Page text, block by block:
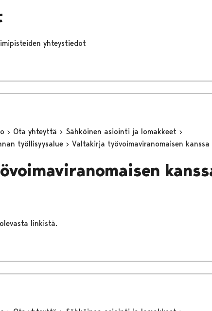
yhteystiedot
Ota yhteyttä
Sähköinen asiointi ja lomakkeet
työllisyysalue Valtakirja työvoimaviranomaisen
linkistä.